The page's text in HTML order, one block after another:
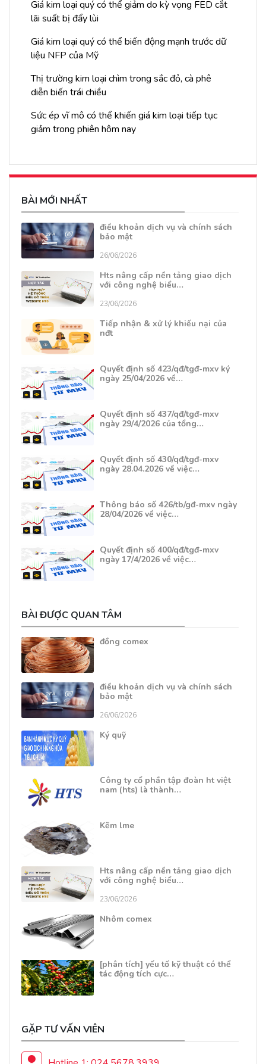
Giá kim loại quý có thể giảm do kỳ vọng FED cắt
lãi suất bị đẩy lùi
Giá kim loại quý có thể biến động mạnh trước dữ
liệu NFP của Mỹ
Thị trường kim loại chìm trong sắc đỏ, cà phê
diễn biến trái chiều
Sức ép vĩ mô có thể khiến giá kim loại tiếp tục
giảm trong phiên hôm nay
BÀI MỚI NHẤT
điều khoản dịch vụ và chính sách
bảo mật
26/06/2026
Hts nâng cấp nền tảng giao dịch
với công nghệ biểu…
23/06/2026
Tiếp nhận & xử lý khiếu nại của
nđt
Quyết định số 423/qđ/tgđ-mxv ký
ngày 25/04/2026 về…
Quyết định số 437/qđ/tgđ-mxv
ngày 29/4/2026 của tổng…
Quyết định số 430/qđ/tgđ-mxv
ngày 28.04.2026 về việc…
Thông báo số 426/tb/gđ-mxv ngày
28/04/2026 về việc…
Quyết định số 400/qđ/tgđ-mxv
ngày 17/4/2026 về việc…
BÀI ĐƯỢC QUAN TÂM
đồng comex
điều khoản dịch vụ và chính sách
bảo mật
26/06/2026
Ký quỹ
Công ty cổ phần tập đoàn ht việt
nam (hts) là thành…
Kẽm lme
Hts nâng cấp nền tảng giao dịch
với công nghệ biểu…
23/06/2026
Nhôm comex
[phân tích] yếu tố kỹ thuật có thể
tác động tích cực…
GẶP TƯ VẤN VIÊN